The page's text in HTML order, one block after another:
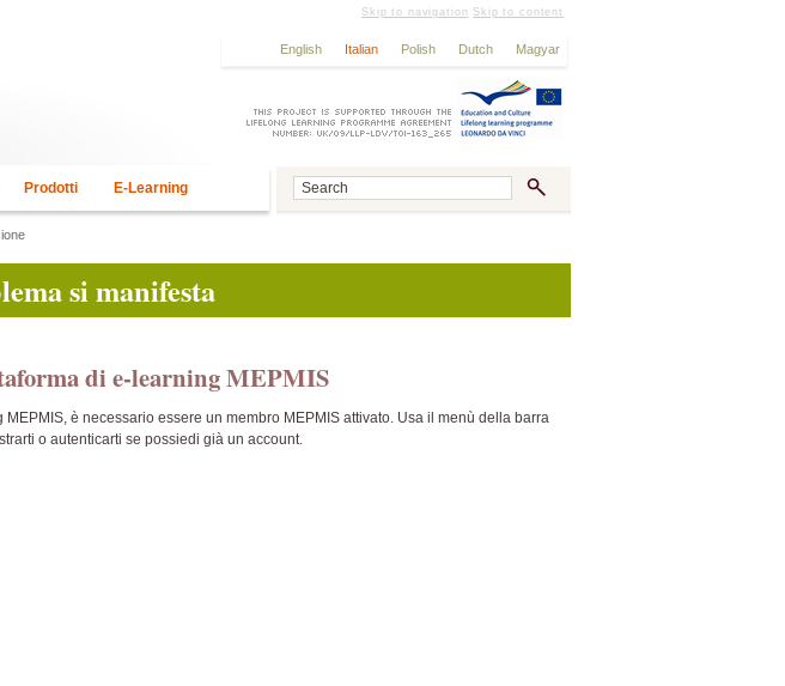
Skip to navigation Skip to content
English Italian Polish Dutch Magyar
Prodotti E-Learning
si manifesta
di e-learning MEPMIS
è necessario essere un membro MEPMIS attivato. Usa il menù della barra
o autenticarti se possiedi già un account.